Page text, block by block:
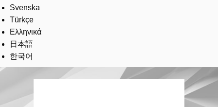
Svenska
Türkçe
Ελληνικά
日本語
한국어